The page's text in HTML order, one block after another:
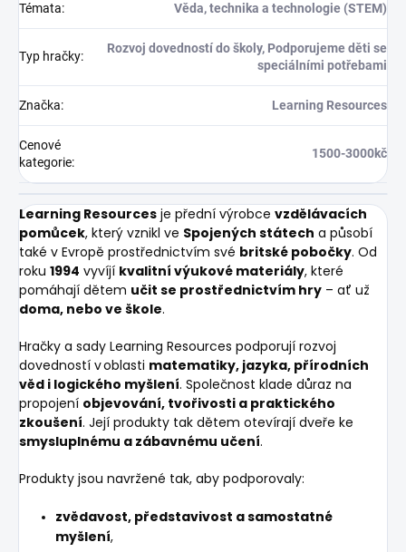
Témata: Věda, technika a technologie (STEM)
Typ hračky:
Rozvoj dovedností do školy, Podporujeme děti se
speciálními potřebami
Značka: Learning Resources
Cenové
kategorie:
1500-3000kč
Learning Resources je přední výrobce vzdělávacích
pomůcek, který vznikl ve Spojených státech a působí
také v Evropě prostřednictvím své britské pobočky. Od
roku 1994 vyvíjí kvalitní výukové materiály, které
pomáhají dětem učit se prostřednictvím hry – ať už
doma, nebo ve škole.
Hračky a sady Learning Resources podporují rozvoj
dovedností v oblasti matematiky, jazyka, přírodních
věd i logického myšlení. Společnost klade důraz na
propojení objevování, tvořivosti a praktického
zkoušení. Její produkty tak dětem otevírají dveře ke
smysluplnému a zábavnému učení.
Produkty jsou navržené tak, aby podporovaly:
zvědavost, představivost a samostatné
myšlení,